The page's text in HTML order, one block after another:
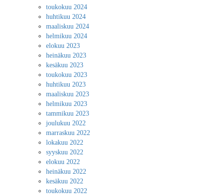
toukokuu 2024
huhtikuu 2024
maaliskuu 2024
helmikuu 2024
elokuu 2023
heinäkuu 2023
kesäkuu 2023
toukokuu 2023
huhtikuu 2023
maaliskuu 2023
helmikuu 2023
tammikuu 2023
joulukuu 2022
marraskuu 2022
lokakuu 2022
syyskuu 2022
elokuu 2022
heinäkuu 2022
kesäkuu 2022
toukokuu 2022